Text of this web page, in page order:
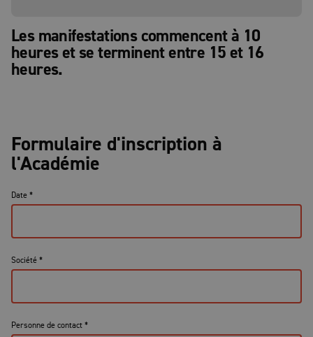
Les manifestations commencent à 10
heures et se terminent entre 15 et 16
heures.
Formulaire d'inscription à
l'Académie
Date *
Société *
Personne de contact *